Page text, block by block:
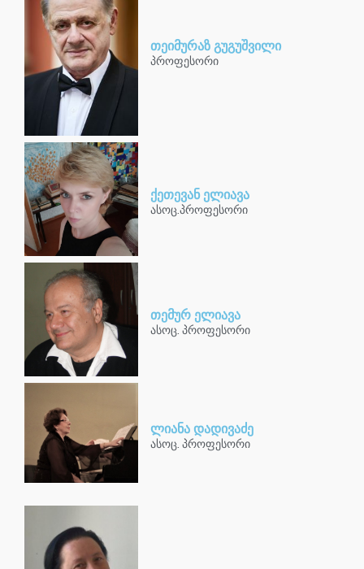
თეიმურაზ გუგუშვილი
პროფესორი
ქეთევან ელიავა
ასოც.პროფესორი
თემურ ელიავა
ასოც. პროფესორი
ლიანა დადივაძე
ასოც. პროფესორი